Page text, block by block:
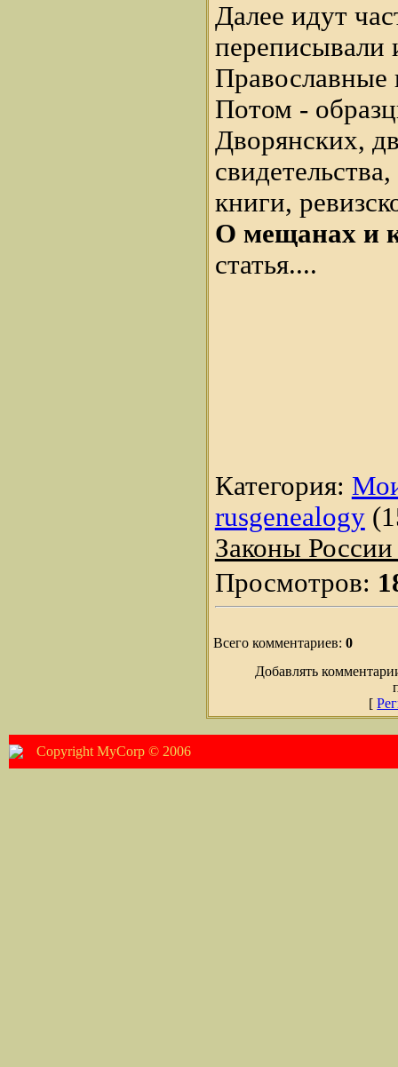
Далее идут
переписывали
Православные
Потом -
Дворянских,
книги,
О мещанах и
статья....
Категория:
rusgenealogy
Законы
Просмотров:
Всего комментариев: 0
Добавлять
[
Copyright MyCorp © 2006